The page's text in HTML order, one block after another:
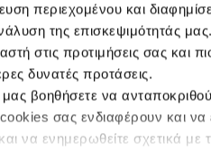
περιεχομένου και
της επισκεψιμότητάς
στις προτιμήσεις σας και
δυνατές προτάσεις.
μας βοηθήσετε να
σας ενδιαφέρουν και να
να ενημερωθείτε σχετικά